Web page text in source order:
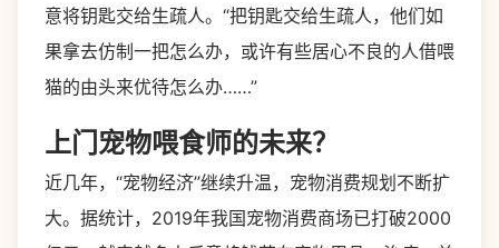
意将钥匙交给生疏人。“把钥匙交给生疏人，他们如
果拿去仿制一把怎么办，或许有些居心不良的人借喂
猫的由头来优待怎么办……”
上门宠物喂食师的未来？
近几年，“宠物经济”继续升温，宠物消费规划不断扩
大。据统计，2019年我国宠物消费商场已打破2000